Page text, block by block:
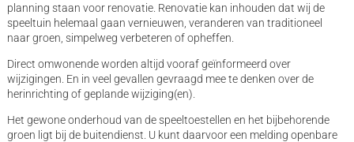
planning staan voor renovatie. Renovatie kan inhouden dat wij de
speeltuin helemaal gaan vernieuwen, veranderen van traditioneel
naar groen, simpelweg verbeteren of opheffen.
Direct omwonende worden altijd vooraf geïnformeerd over
wijzigingen. En in veel gevallen gevraagd mee te denken over de
herinrichting of geplande wijziging(en).
Het gewone onderhoud van de speeltoestellen en het bijbehorende
groen ligt bij de buitendienst. U kunt daarvoor een melding openbare